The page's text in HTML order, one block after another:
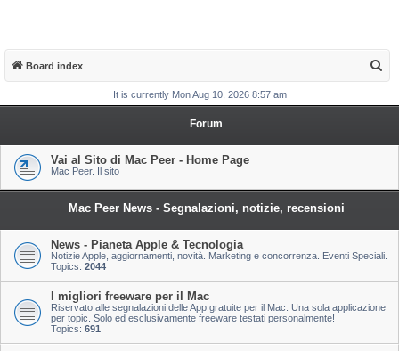
Board index
a
It is currently Mon Aug 10, 2026 8:57 am
Forum
Vai al Sito di Mac Peer - Home Page
Mac Peer. Il sito
Mac Peer News - Segnalazioni, notizie, recensioni
News - Pianeta Apple & Tecnologia
Notizie Apple, aggiornamenti, novità. Marketing e concorrenza. Eventi Speciali.
Topics: 2044
I migliori freeware per il Mac
Riservato alle segnalazioni delle App gratuite per il Mac. Una sola applicazione
per topic. Solo ed esclusivamente freeware testati personalmente!
Topics: 691